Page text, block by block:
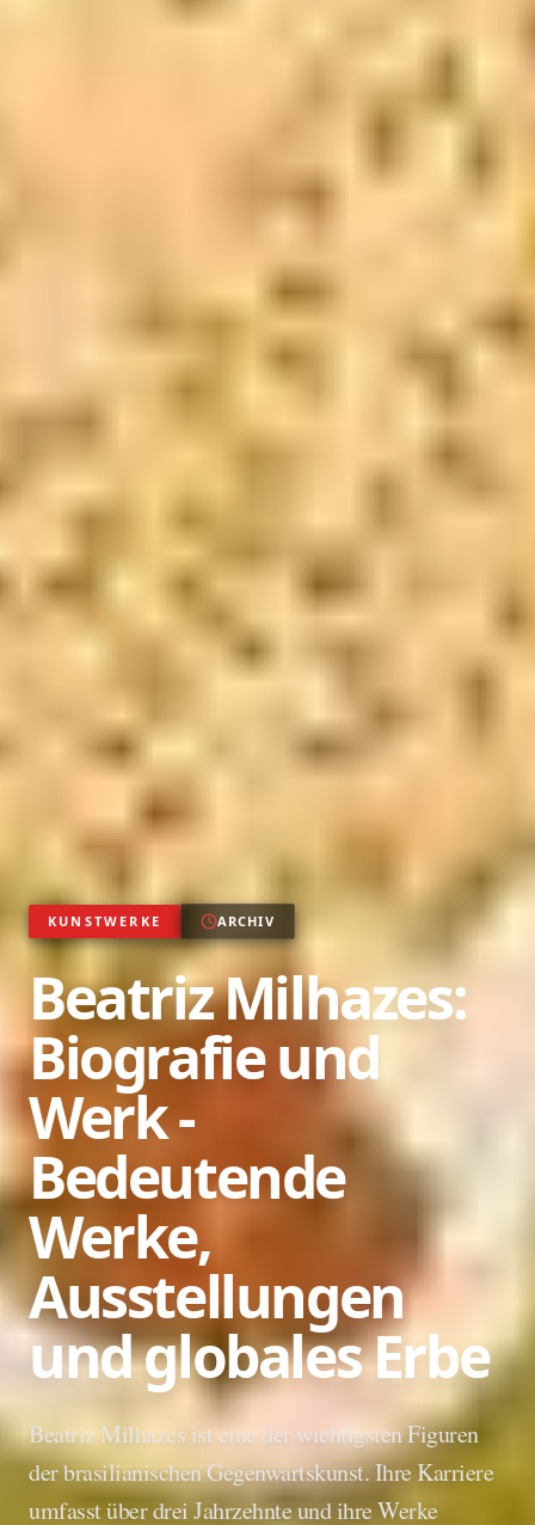
KUNSTWERKE ARCHIV
Beatriz Milhazes:
Biografie und
Werk -
Bedeutende
Werke,
Ausstellungen
und globales Erbe
Beatriz Milhazes ist eine der wichtigsten Figuren
der brasilianischen Gegenwartskunst. Ihre Karriere
umfasst über drei Jahrzehnte und ihre Werke